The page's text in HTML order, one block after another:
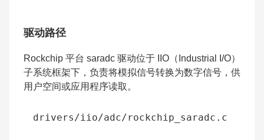
驱动路径
Rockchip 平台 saradc 驱动位于 IIO（Industrial I/O）
子系统框架下，负责将模拟信号转换为数字信号，供
用户空间或应用程序读取。
drivers/iio/adc/rockchip_saradc . c